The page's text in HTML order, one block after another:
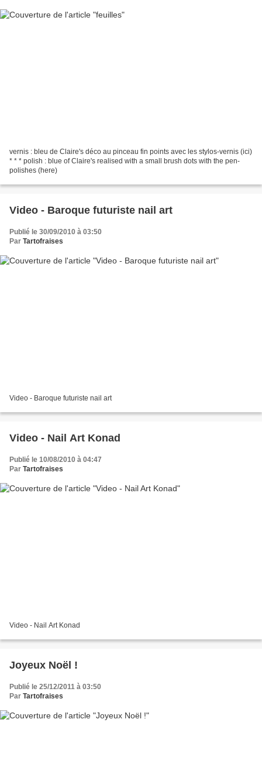
vernis : bleu de Claire's déco au pinceau fin points avec les stylos-vernis (ici)
* * * polish : blue of Claire's realised with a small brush dots with the pen-
polishes (here)
Video - Baroque futuriste nail art
Publié le 30/09/2010 à 03:50
Par Tartofraises
Video - Baroque futuriste nail art
Video - Nail Art Konad
Publié le 10/08/2010 à 04:47
Par Tartofraises
Video - Nail Art Konad
Joyeux Noël !
Publié le 25/12/2011 à 03:50
Par Tartofraises